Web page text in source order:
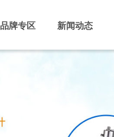
品牌专区 新闻动态